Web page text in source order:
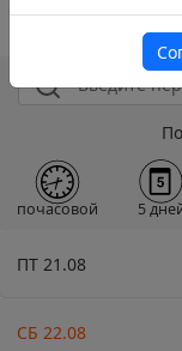
почасовой 5
ПТ 21.08
СБ 22.08